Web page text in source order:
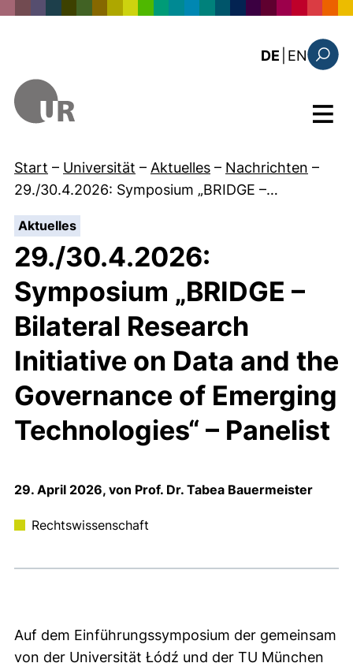
DE EN: this
Menü
Start – Universität – Aktuelles – Nachrichten –
29./30.4.2026: Symposium „BRIDGE –…
Aktuelles:
29./30.4.2026:
Symposium „BRIDGE –
Bilateral Research
Initiative on Data and the
Governance of Emerging
Technologies“ – Panelist
29. April 2026, von Prof. Dr. Tabea Bauermeister
Rechtswissenschaft
Auf dem Einführungssymposium der gemeinsam
von der Universität Łódź und der TU München